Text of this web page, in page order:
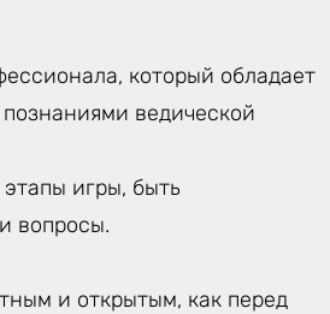
который обладает
ведической
игры, быть
вопросы.
и открытым, как перед